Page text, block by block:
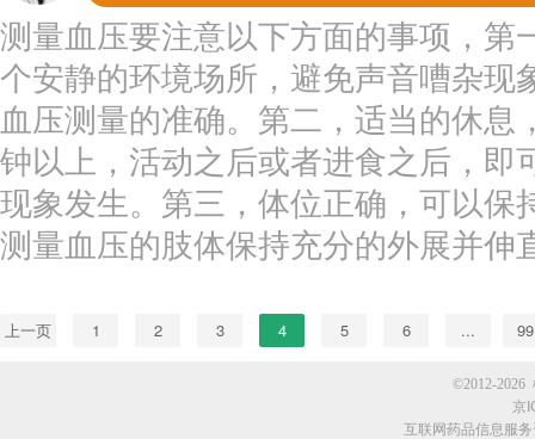
测量血压要注意以下方面的事项，第
个安静的环境场所，避免声音嘈杂现
血压测量的准确。第二，适当的休
钟以上，活动之后或者进食之后，即
现象发生。第三，体位正确，可以保
测量血压的肢体保持充分的外展并伸
上一页 1 2 3 4 5 6 ... 99
©2012-2026
京
互联网药品信息服